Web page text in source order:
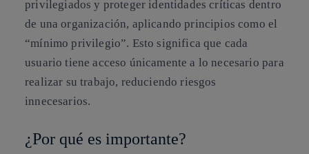
privilegiados y proteger identidades críticas dentro
de una organización, aplicando principios como el
“mínimo privilegio”. Esto significa que cada
usuario tiene acceso únicamente a lo necesario para
realizar su trabajo, reduciendo riesgos
innecesarios.
¿Por qué es importante?